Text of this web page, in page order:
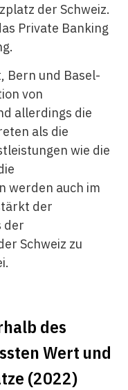
der Schweiz.
Private Banking
Bern und Basel-
von
allerdings die
als die
wie die
werden auch im
der
der
Schweiz zu
des
Wert und
(2022)